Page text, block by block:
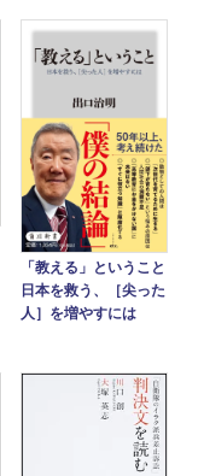
「教える」ということ
日本を救う、［尖った
人］を増やすには